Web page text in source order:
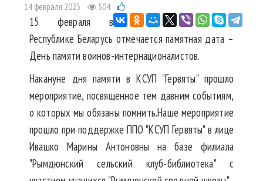
14 февраля 2023 504
15 февраля в
Республике Беларусь отмечается памятная дата –
День памяти воинов-интернационалистов.
Накануне дня памяти в КСУП "Гервяты" прошло
мероприятие, посвященное тем давним событиям,
о которых мы обязаны помнить.Наше мероприятие
прошло при поддержке ППО "КСУП Гервяты" в лице
Ивашко Марины Антоновны на базе филиала
"Рымдюнский сельский клуб-библиотека" с